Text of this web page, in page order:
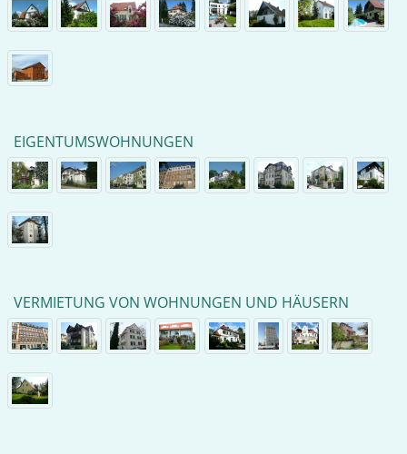
EIGENTUMSWOHNUNGEN
VERMIETUNG VON WOHNUNGEN UND HÄUSERN